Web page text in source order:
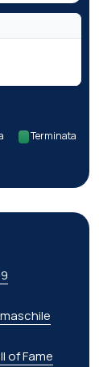
Terminata
of Fame